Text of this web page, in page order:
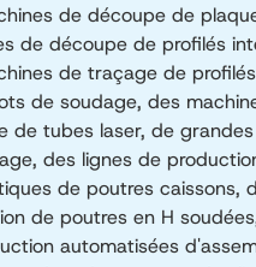
de découpe de
de découpe de profilés
de traçage de
de soudage, des
de tubes laser, de
des lignes de
de poutres caissons,
de poutres en H
automatisées